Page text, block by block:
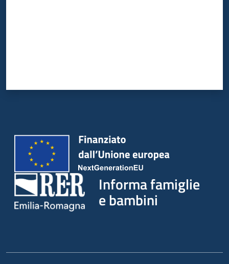
Informa famiglie
e bambini